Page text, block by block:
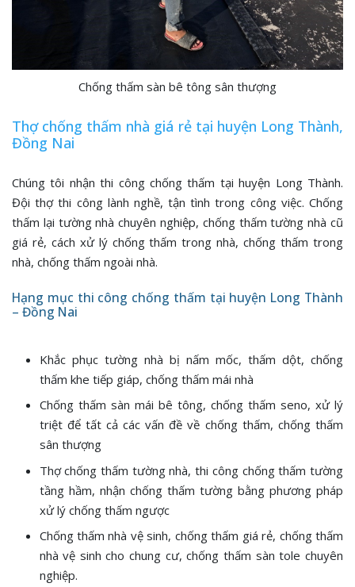
Chống thấm sàn bê tông sân thượng
Thợ chống thấm nhà giá rẻ tại huyện Long Thành,
Đồng Nai
Chúng tôi nhận thi công chống thấm tại huyện Long Thành.
Đội thợ thi công lành nghề, tận tình trong công việc. Chống
thấm lại tường nhà chuyên nghiệp, chống thấm tường nhà cũ
giá rẻ, cách xử lý chống thấm trong nhà, chống thấm trong
nhà, chống thấm ngoài nhà.
Hạng mục thi công chống thấm tại huyện Long Thành
– Đồng Nai
Khắc phục tường nhà bị nấm mốc, thấm dột, chống
thấm khe tiếp giáp, chống thấm mái nhà
Chống thấm sàn mái bê tông, chống thấm seno, xử lý
triệt để tất cả các vấn đề về chống thấm, chống thấm
sân thượng
Thợ chống thấm tường nhà, thi công chống thấm tường
tầng hầm, nhận chống thấm tường bằng phương pháp
xử lý chống thấm ngược
Chống thấm nhà vệ sinh, chống thấm giá rẻ, chống thấm
nhà vệ sinh cho chung cư, chống thấm sàn tole chuyên
nghiệp.